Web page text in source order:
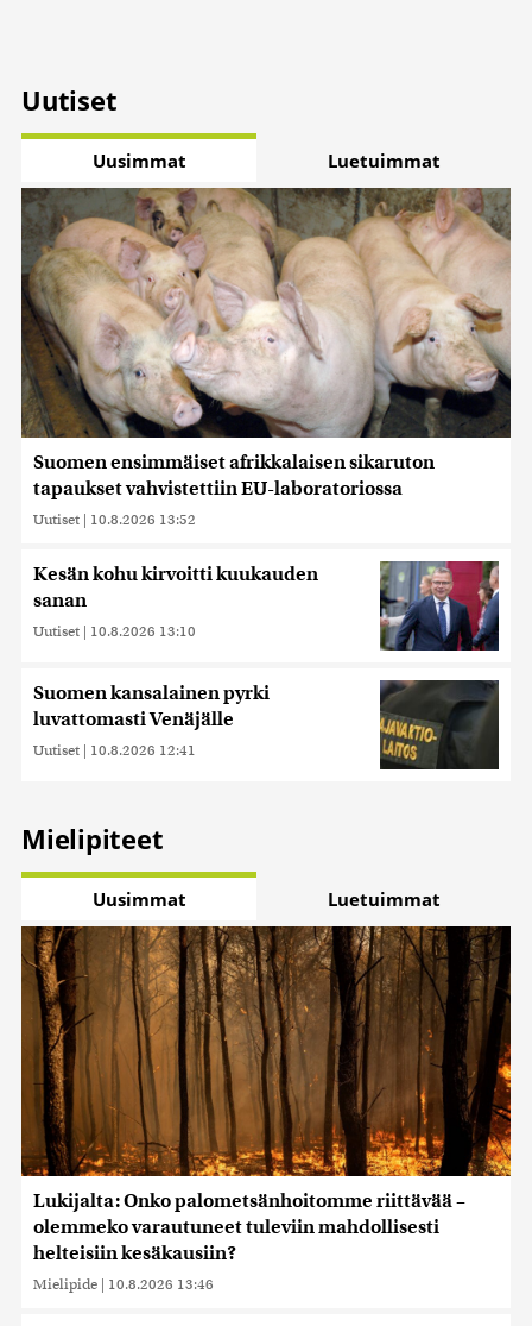
Uutiset
Uusimmat Luetuimmat
Suomen ensimmäiset afrikkalaisen sikaruton
tapaukset vahvistettiin EU-laboratoriossa
Uutiset | 10.8.2026 13:52
Kesän kohu kirvoitti kuukauden
sanan
Uutiset | 10.8.2026 13:10
Suomen kansalainen pyrki
luvattomasti Venäjälle
Uutiset | 10.8.2026 12:41
Mielipiteet
Uusimmat Luetuimmat
Lukijalta: Onko palometsänhoitomme riittävää –
olemmeko varautuneet tuleviin mahdollisesti
helteisiin kesäkausiin?
Mielipide | 10.8.2026 13:46